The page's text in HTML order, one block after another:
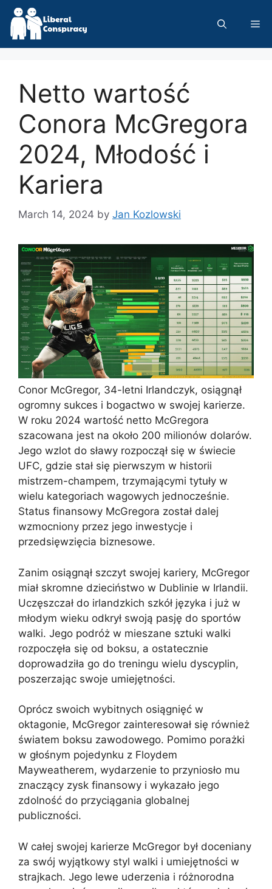
Skip
content
Netto wartość
Conora McGregora
2024, Młodość i
Kariera
March 14, 2024 by Jan Kozlowski
Conor McGregor, 34-letni Irlandczyk, osiągnął
ogromny sukces i bogactwo w swojej karierze.
W roku 2024 wartość netto McGregora
szacowana jest na około 200 milionów dolarów.
Jego wzlot do sławy rozpoczął się w świecie
UFC, gdzie stał się pierwszym w historii
mistrzem-champem, trzymającymi tytuły w
wielu kategoriach wagowych jednocześnie.
Status finansowy McGregora został dalej
wzmocniony przez jego inwestycje i
przedsięwzięcia biznesowe.
Zanim osiągnął szczyt swojej kariery, McGregor
miał skromne dzieciństwo w Dublinie w Irlandii.
Uczęszczał do irlandzkich szkół języka i już w
młodym wieku odkrył swoją pasję do sportów
walki. Jego podróż w mieszane sztuki walki
rozpoczęła się od boksu, a ostatecznie
doprowadziła go do treningu wielu dyscyplin,
poszerzając swoje umiejętności.
Oprócz swoich wybitnych osiągnięć w
oktagonie, McGregor zainteresował się również
światem boksu zawodowego. Pomimo porażki
w głośnym pojedynku z Floydem
Mayweatherem, wydarzenie to przyniosło mu
znaczący zysk finansowy i wykazało jego
zdolność do przyciągania globalnej
publiczności.
W całej swojej karierze McGregor był doceniany
za swój wyjątkowy styl walki i umiejętności w
strajkach. Jego lewe uderzenia i różnorodna